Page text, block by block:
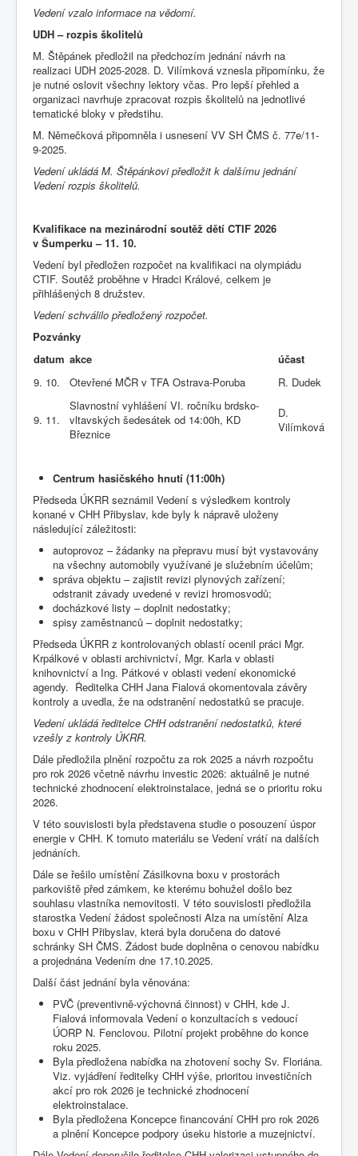
Vedení vzalo informace na vědomí.
UDH – rozpis školitelů
M. Štěpánek předložil na předchozím jednání návrh na
realizaci UDH 2025-2028. D. Vilímková vznesla připomínku, že
je nutné oslovit všechny lektory včas. Pro lepší přehled a
organizaci navrhuje zpracovat rozpis školitelů na jednotlivé
tematické bloky v předstihu.
M. Němečková připomněla i usnesení VV SH ČMS č. 77e/11-
9-2025.
Vedení ukládá M. Štěpánkovi předložit k dalšímu jednání
Vedení rozpis školitelů.
Kvalifikace na mezinárodní soutěž dětí CTIF 2026
v Šumperku – 11. 10.
Vedení byl předložen rozpočet na kvalifikaci na olympiádu
CTIF. Soutěž proběhne v Hradci Králové, celkem je
přihlášených 8 družstev.
Vedení schválilo předložený rozpočet.
Pozvánky
datum akce
účast
9. 10.
Otevřené MČR v TFA Ostrava-Poruba R. Dudek
9. 11.
Slavnostní vyhlášení VI. ročníku brdsko-
vltavských šedesátek od 14:00h, KD
Březnice
D.
Vilímková
Centrum hasičského hnutí (11:00h)
Předseda ÚKRR seznámil Vedení s výsledkem kontroly
konané v CHH Přibyslav, kde byly k nápravě uloženy
následující záležitosti:
autoprovoz – žádanky na přepravu musí být vystavovány
na všechny automobily využívané je služebním účelům;
správa objektu – zajistit revizi plynových zařízení;
odstranit závady uvedené v revizi hromosvodů;
docházkové listy – doplnit nedostatky;
spisy zaměstnanců – doplnit nedostatky;
Předseda ÚKRR z kontrolovaných oblastí ocenil práci Mgr.
Krpálkové v oblasti archivnictví, Mgr. Karla v oblasti
knihovnictví a Ing. Pátkové v oblasti vedení ekonomické
agendy. Ředitelka CHH Jana Fialová okomentovala závěry
kontroly a uvedla, že na odstranění nedostatků se pracuje.
Vedení ukládá ředitelce CHH odstranění nedostatků, které
vzešly z kontroly ÚKRR.
Dále předložila plnění rozpočtu za rok 2025 a návrh rozpočtu
pro rok 2026 včetně návrhu investic 2026: aktuálně je nutné
technické zhodnocení elektroinstalace, jedná se o prioritu roku
2026.
V této souvislosti byla představena studie o posouzení úspor
energie v CHH. K tomuto materiálu se Vedení vrátí na dalších
jednáních.
Dále se řešilo umístění Zásilkovna boxu v prostorách
parkoviště před zámkem, ke kterému bohužel došlo bez
souhlasu vlastníka nemovitosti. V této souvislosti předložila
starostka Vedení žádost společnosti Alza na umístění Alza
boxu v CHH Přibyslav, která byla doručena do datové
schránky SH ČMS. Žádost bude doplněna o cenovou nabídku
a projednána Vedením dne 17.10.2025.
Další část jednání byla věnována:
PVČ (preventivně-výchovná činnost) v CHH, kde J.
Fialová informovala Vedení o konzultacích s vedoucí
ÚORP N. Fenclovou. Pilotní projekt proběhne do konce
roku 2025.
Byla předložena nabídka na zhotovení sochy Sv. Floriána.
Viz. vyjádření ředitelky CHH výše, prioritou investičních
akcí pro rok 2026 je technické zhodnocení
elektroinstalace.
Byla předložena Koncepce financování CHH pro rok 2026
a plnění Koncepce podpory úseku historie a muzejnictví.